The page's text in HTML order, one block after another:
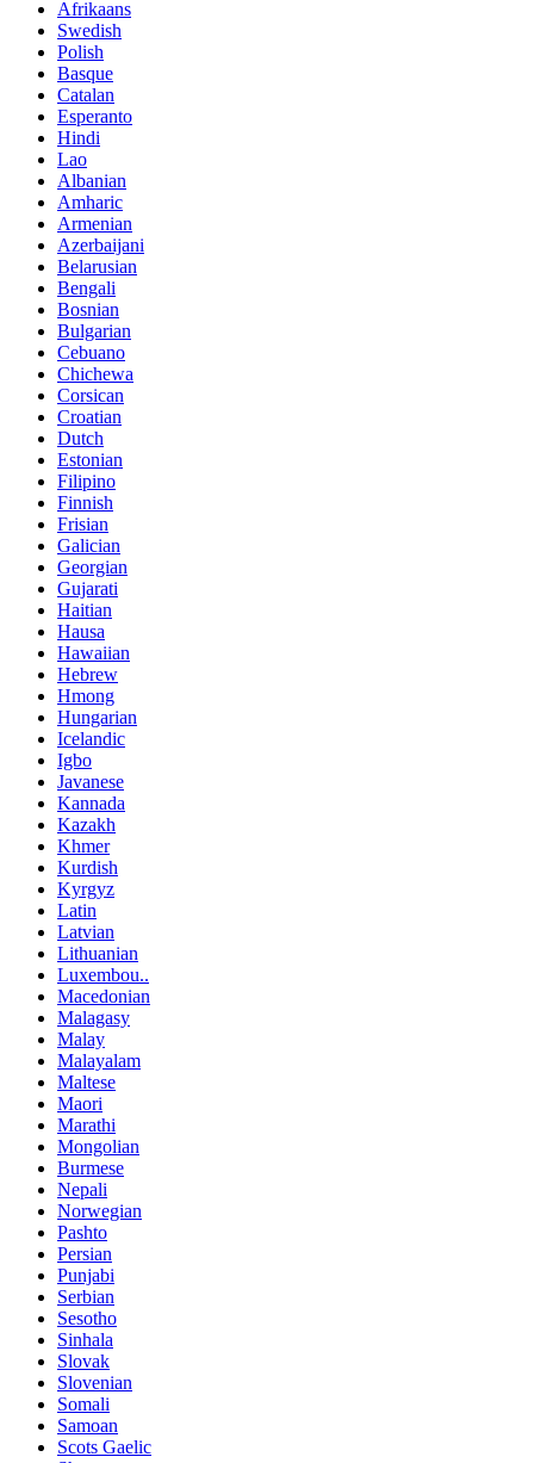
Afrikaans
Swedish
Polish
Basque
Catalan
Esperanto
Hindi
Lao
Albanian
Amharic
Armenian
Azerbaijani
Belarusian
Bengali
Bosnian
Bulgarian
Cebuano
Chichewa
Corsican
Croatian
Dutch
Estonian
Filipino
Finnish
Frisian
Galician
Georgian
Gujarati
Haitian
Hausa
Hawaiian
Hebrew
Hmong
Hungarian
Icelandic
Igbo
Javanese
Kannada
Kazakh
Khmer
Kurdish
Kyrgyz
Latin
Latvian
Lithuanian
Luxembou..
Macedonian
Malagasy
Malay
Malayalam
Maltese
Maori
Marathi
Mongolian
Burmese
Nepali
Norwegian
Pashto
Persian
Punjabi
Serbian
Sesotho
Sinhala
Slovak
Slovenian
Somali
Samoan
Scots Gaelic